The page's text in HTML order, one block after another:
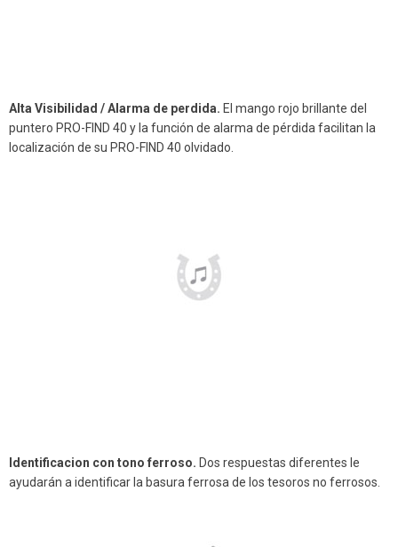
Alta Visibilidad / Alarma de perdida. El mango rojo brillante del
puntero PRO-FIND 40 y la función de alarma de pérdida facilitan la
localización de su PRO-FIND 40 olvidado.
Identificacion con tono ferroso. Dos respuestas diferentes le
ayudarán a identificar la basura ferrosa de los tesoros no ferrosos.